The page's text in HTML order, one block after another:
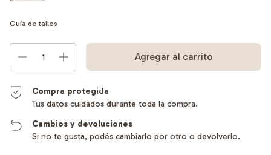
Guía de talles
Compra protegida
Tus datos cuidados durante toda la compra.
Cambios y devoluciones
Si no te gusta, podés cambiarlo por otro o devolverlo.